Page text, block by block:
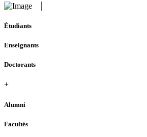
Étudiants
Enseignants
Doctorants
+
Alumni
Facultés